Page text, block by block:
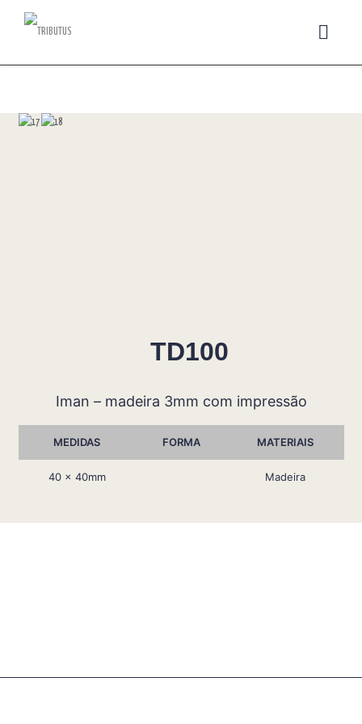
TD100
Iman – madeira 3mm com impressão
MEDIDAS FORMA MATERIAIS
40 x 40mm Madeira